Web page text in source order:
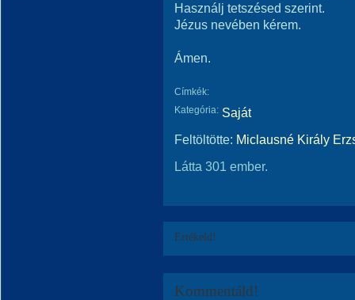
Használj tetszésed szerint.
Jézus nevében kérem.
Ámen.
Címkék:
Kategória: Saját
Feltöltötte: Miclausné Király
Látta 301 ember.
Értékeld!
Kommentáld!